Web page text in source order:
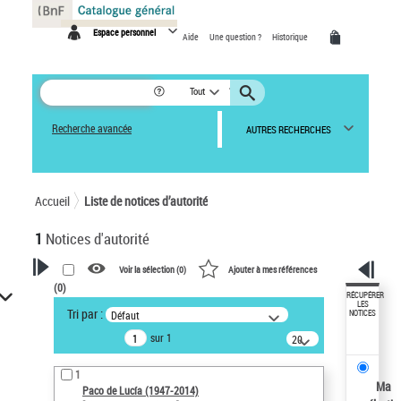
Espace personnel Aide Une question ? Historique
Tout
Recherche avancée AUTRES RECHERCHES
Accueil Liste de notices d’autorité
1 Notices d'autorité
VOTRE RECHERCHE
Recherche avancée dans les
notices d’autorité
Œuvres liées à l'auteur :
Paco de Lucía (1947-2014)
Voir la sélection (0) Ajouter à mes références
(0)
Tri par : Défaut
sur 1
20
résultats/page
1
Paco de Lucía (1947-2014)
RÉCUPÉRER
LES
NOTICES
Ma
Panneau de gestion des cookies